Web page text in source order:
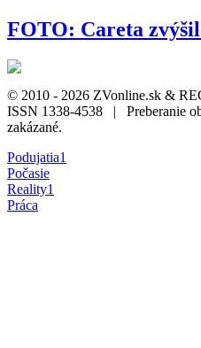
FOTO: Careta
© 2010 - 2026 ZVonline.sk &
ISSN 1338-4538 | Preberanie
zakázané.
Podujatia1
Počasie
Reality1
Práca